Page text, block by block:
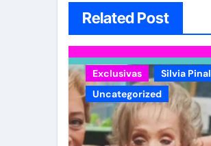
Related Post
Exclusivas
Silvia Pinal
Uncategorized